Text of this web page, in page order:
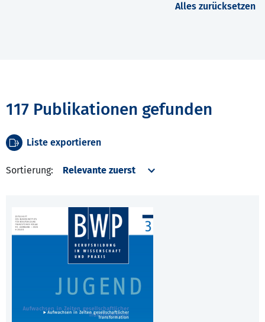
Alles zurücksetzen
117 Publikationen gefunden
Liste exportieren
Sortierung: